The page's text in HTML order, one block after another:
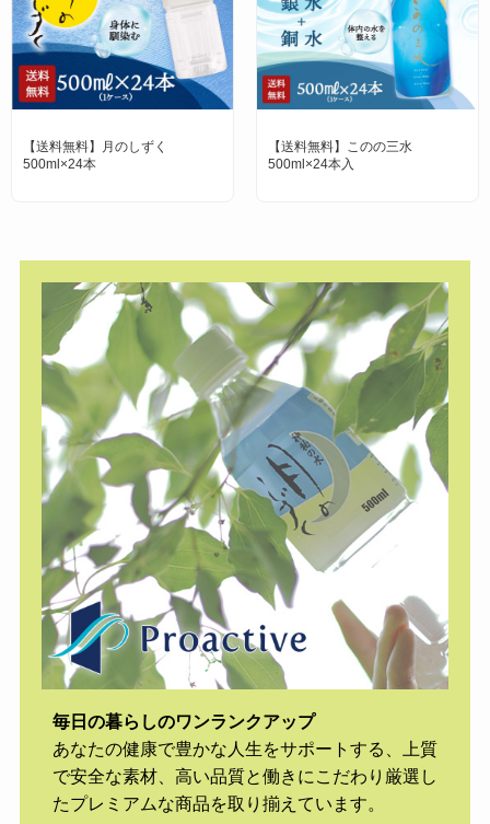
【送料無料】月のしずく
500ml×24本
【送料無料】このの三水
500ml×24本入
毎日の暮らしのワンランクアップ
あなたの健康で豊かな人生をサポートする、上質
で安全な素材、高い品質と働きにこだわり厳選し
たプレミアムな商品を取り揃えています。